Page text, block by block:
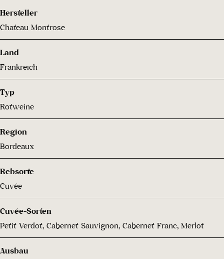
Hersteller
Chateau Montrose
Land
Frankreich
Typ
Rotweine
Region
Bordeaux
Rebsorte
Cuvée
Cuvée-Sorten
Petit Verdot, Cabernet Sauvignon, Cabernet Franc, Merlot
Ausbau